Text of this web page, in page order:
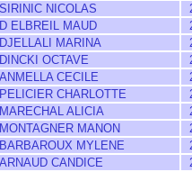
SIRINIC NICOLAS
D ELBREIL MAUD
DJELLALI MARINA
DINCKI OCTAVE
ANMELLA CECILE
PELICIER CHARLOTTE
MARECHAL ALICIA
MONTAGNER MANON
BARBAROUX MYLENE
ARNAUD CANDICE